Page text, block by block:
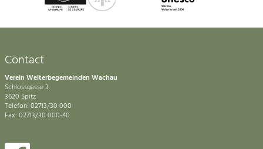
Contact
Verein Welterbegemeinden Wachau
Schlossgasse 3
3620 Spitz
Telefon: 02713/30 000
Fax: 02713/30 000-40